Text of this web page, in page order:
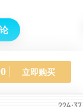
立即购买